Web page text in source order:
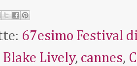
67esimo Festival
Blake Lively, cannes,